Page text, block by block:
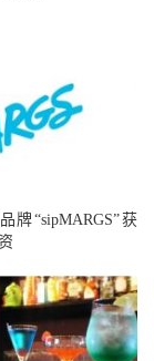
牌“sipMARGS”获